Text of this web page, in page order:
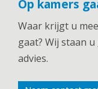
Op kamers
Waar krijgt u
gaat? Wij staan
advies.